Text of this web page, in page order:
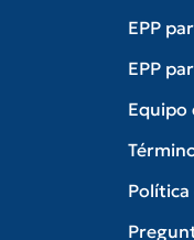
EPP
EPP
Equipo